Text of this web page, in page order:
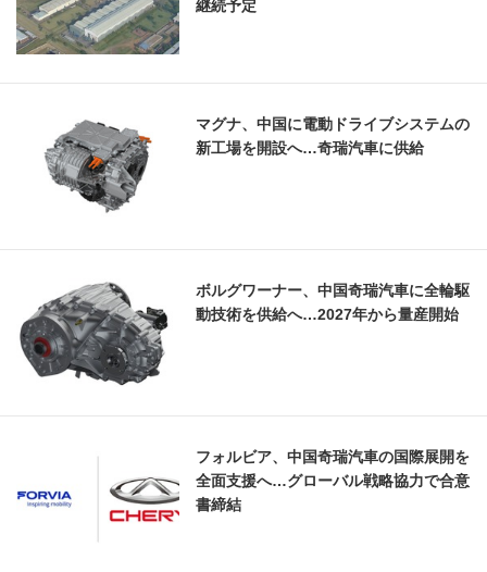
継続予定
マグナ、中国に電動ドライブシステムの
新工場を開設へ…奇瑞汽車に供給
ボルグワーナー、中国奇瑞汽車に全輪駆
動技術を供給へ…2027年から量産開始
フォルビア、中国奇瑞汽車の国際展開を
全面支援へ…グローバル戦略協力で合意
書締結